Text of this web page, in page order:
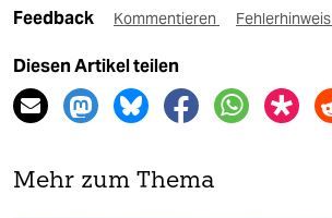
Feedback Kommentieren Fehlerhinweis
Diesen Artikel teilen
Mehr zum Thema